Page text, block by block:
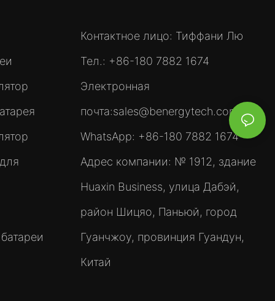
Контактное лицо: Тиффани Лю
Тел.: +86-180 7882 1674
Электронная
почта:sales@benergytech.com
WhatsApp: +86-180 7882 1674
Адрес компании: № 1912, здание
Huaxin Business, улица Дабэй,
район Шицяо, Паньюй, город
Гуанчжоу, провинция Гуандун,
Китай